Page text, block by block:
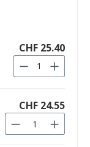
CHF 25.40
CHF 24.55